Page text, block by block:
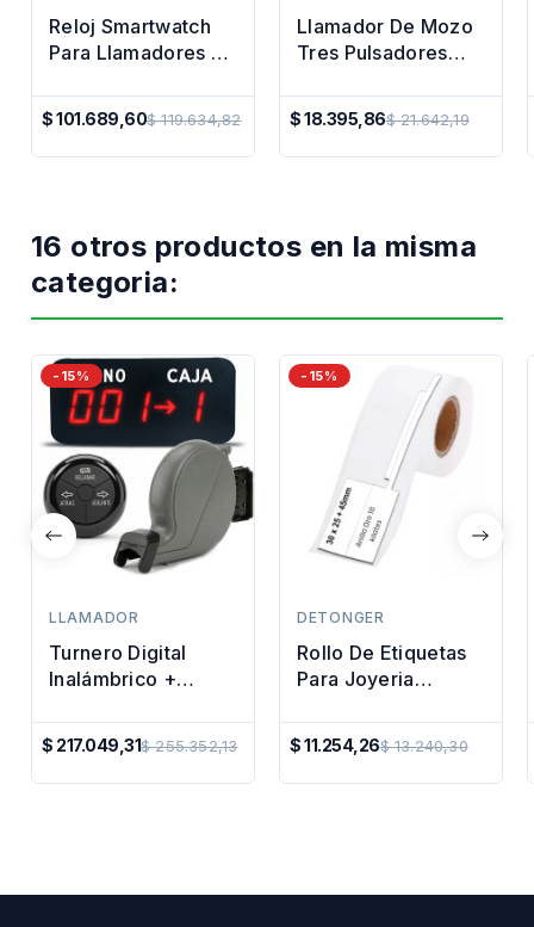
Reloj Smartwatch
Para Llamadores De
$ 101.689,60
Precio
Regular
$ 119.634,82
Llamador De Mozo
Tres Pulsadores
Camarero
$ 18.395,86
Precio
Regular
$ 21.642,19
16 otros productos en la misma
categoria:
-15%
LLAMADOR
Turnero Digital
Inalámbrico +
Numero Dispenser
Gris
$ 217.049,31
Precio
Regular
$ 255.352,13
-15%
DETONGER
Rollo De Etiquetas
Para Joyeria
30x25 45mm
$ 11.254,26
Precio
Regular
$ 13.240,30